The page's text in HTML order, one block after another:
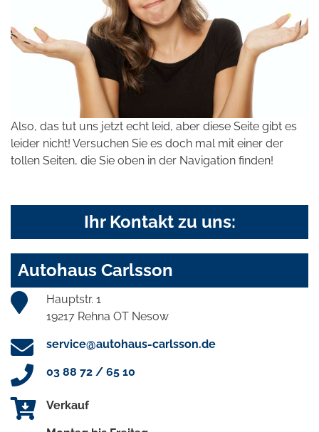
Also, das tut uns jetzt echt leid, aber diese Seite gibt es
leider nicht! Versuchen Sie es doch mal mit einer der
tollen Seiten, die Sie oben in der Navigation finden!
Ihr Kontakt zu uns:
Autohaus Carlsson
Hauptstr. 1
19217 Rehna OT Nesow
service@autohaus-carlsson.de
03 88 72 / 65 10
Verkauf